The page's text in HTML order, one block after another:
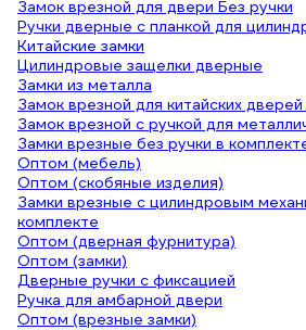
Замок врезной для двери Без ручки
Ручки дверные с планкой для
Китайские замки
Цилиндровые защелки дверные
Замки из металла
Замок врезной для китайских
Замок врезной с ручкой для
Замки врезные без ручки в
Оптом (мебель)
Оптом (скобяные изделия)
Замки врезные с цилиндровым
комплекте
Оптом (дверная фурнитура)
Оптом (замки)
Дверные ручки с фиксацией
Ручка для амбарной двери
Оптом (врезные замки)